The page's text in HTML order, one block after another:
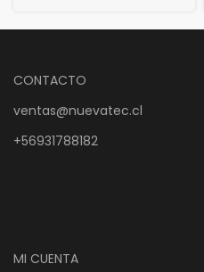
era:
es:
CONTACTO
ventas@nuevatec.cl
+56931788182
MI CUENTA